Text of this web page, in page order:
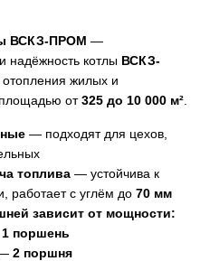
ВСКЗ-ПРОМ —
котлы ВСКЗ-
жилых и
от325 до 10 000 м²
— подходят для цехов,
топлива — устойчива к
работает с углём до 70 мм
зависит от мощности:
1 поршень
2 поршня